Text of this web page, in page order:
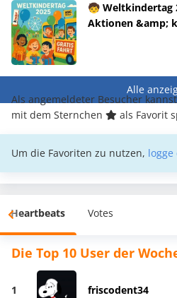
🧒 Weltkindertag
Aktionen &amp;
Alle
Als angemeldeter Besucher
mit dem Sternchen
als Favorit
Um die Favoriten zu nutzen,
Heartbeats Votes
Die Top 10 User der
1 friscodent34